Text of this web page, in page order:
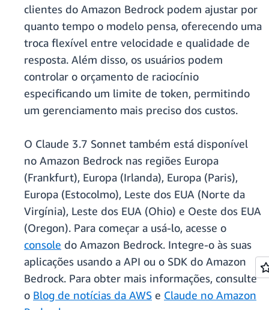
clientes do Amazon Bedrock podem ajustar por
quanto tempo o modelo pensa, oferecendo uma
troca flexível entre velocidade e qualidade de
resposta. Além disso, os usuários podem
controlar o orçamento de raciocínio
especificando um limite de token, permitindo
um gerenciamento mais preciso dos custos.
O Claude 3.7 Sonnet também está disponível
no Amazon Bedrock nas regiões Europa
(Frankfurt), Europa (Irlanda), Europa (Paris),
Europa (Estocolmo), Leste dos EUA (Norte da
Virgínia), Leste dos EUA (Ohio) e Oeste dos EUA
(Oregon). Para começar a usá-lo, acesse o
console do Amazon Bedrock. Integre-o às suas
aplicações usando a API ou o SDK do Amazon
Bedrock. Para obter mais informações, consulte
o Blog de notícias da AWS e Claude no Amazon